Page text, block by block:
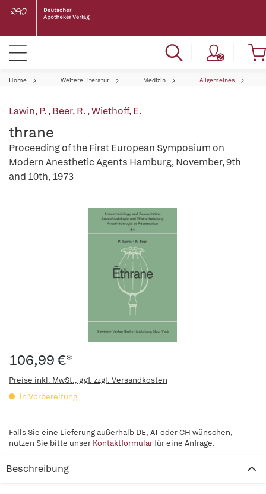
Home Weitere Literatur Medizin Allgemeines
Lawin, P.,Beer, R.,Wiethoff, E.
thrane
Proceeding of the First European Symposium on
Modern Anesthetic Agents Hamburg, November, 9th
and 10th, 1973
106,99 €*
Preise inkl. MwSt., ggf. zzgl. Versandkosten
in Vorbereitung
Falls Sie eine Lieferung außerhalb DE, AT oder CH wünschen,
nutzen Sie bitte unser Kontaktformularfür eine Anfrage.
Beschreibung